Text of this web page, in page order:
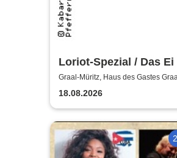
Loriot-Spezial / Das Ei
schief! - Kabarett
Pfeffermühle
Graal-Müritz, Haus des Gastes
18.08.2026